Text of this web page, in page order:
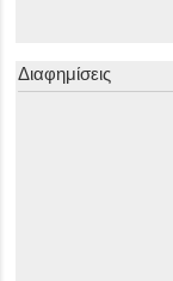
Διαφημίσεις